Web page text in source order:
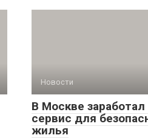
Новости
В Москве
сервис для
жилья